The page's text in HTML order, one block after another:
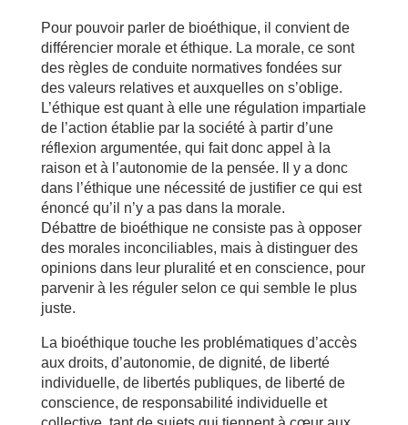
Pour pouvoir parler de bioéthique, il convient de
différencier morale et éthique. La morale, ce sont
des règles de conduite normatives fondées sur
des valeurs relatives et auxquelles on s’oblige.
L’éthique est quant à elle une régulation impartiale
de l’action établie par la société à partir d’une
réflexion argumentée, qui fait donc appel à la
raison et à l’autonomie de la pensée. Il y a donc
dans l’éthique une nécessité de justifier ce qui est
énoncé qu’il n’y a pas dans la morale.
Débattre de bioéthique ne consiste pas à opposer
des morales inconciliables, mais à distinguer des
opinions dans leur pluralité et en conscience, pour
parvenir à les réguler selon ce qui semble le plus
juste.
La bioéthique touche les problématiques d’accès
aux droits, d’autonomie, de dignité, de liberté
individuelle, de libertés publiques, de liberté de
conscience, de responsabilité individuelle et